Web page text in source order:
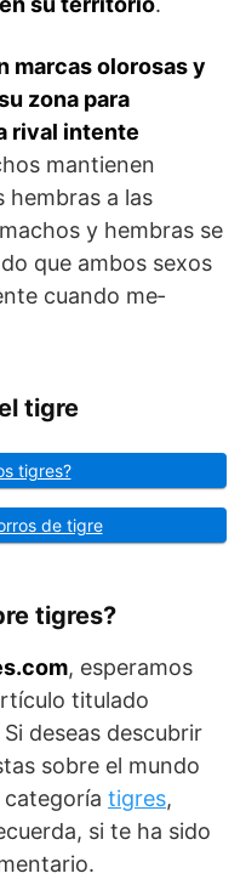
marcas olorosas y
zona para
rival intente
man­tienen
hembras a las
y hembras se
que ambos sexos
cuando me­
tigre
tigres?
de tigre
tigres?
, esperamos
titulado
Si deseas descubrir
sobre el mundo
categoría tigres,
si te ha sido